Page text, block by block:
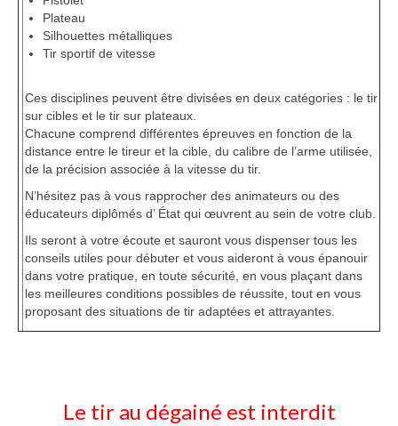
Plateau
Silhouettes métalliques
Tir sportif de vitesse
Ces disciplines peuvent être divisées en deux catégories : le tir
sur cibles et le tir sur plateaux.
Chacune comprend différentes épreuves en fonction de la
distance entre le tireur et la cible, du calibre de l’arme utilisée,
de la précision associée à la vitesse du tir.
N’hésitez pas à vous rapprocher des animateurs ou des
éducateurs diplômés d’ État qui œuvrent au sein de votre club.
Ils seront à votre écoute et sauront vous dispenser tous les
conseils utiles pour débuter et vous aideront à vous épanouir
dans votre pratique, en toute sécurité, en vous plaçant dans
les meilleures conditions possibles de réussite, tout en vous
proposant des situations de tir adaptées et attrayantes.
Le tir au dégainé est interdit